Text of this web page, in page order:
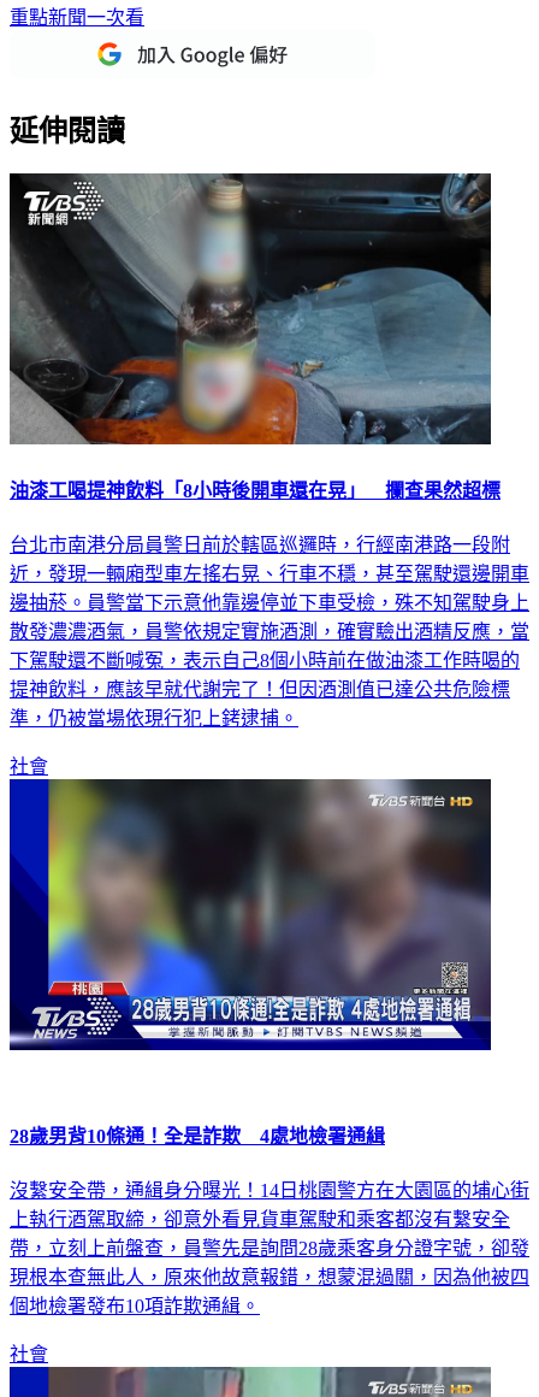
重點新聞一次看
延伸閱讀
油漆工喝提神飲料「8小時後開車還在晃」 攔查果然超標
台北市南港分局員警日前於轄區巡邏時，行經南港路一段附
近，發現一輛廂型車左搖右晃、行車不穩，甚至駕駛還邊開車
邊抽菸。員警當下示意他靠邊停並下車受檢，殊不知駕駛身上
散發濃濃酒氣，員警依規定實施酒測，確實驗出酒精反應，當
下駕駛還不斷喊冤，表示自己8個小時前在做油漆工作時喝的
提神飲料，應該早就代謝完了！但因酒測值已達公共危險標
準，仍被當場依現行犯上銬逮捕。
社會
28歲男背10條通！全是詐欺 4處地檢署通緝
沒繫安全帶，通緝身分曝光！14日桃園警方在大園區的埔心街
上執行酒駕取締，卻意外看見貨車駕駛和乘客都沒有繫安全
帶，立刻上前盤查，員警先是詢問28歲乘客身分證字號，卻發
現根本查無此人，原來他故意報錯，想蒙混過關，因為他被四
個地檢署發布10項詐欺通緝。
社會